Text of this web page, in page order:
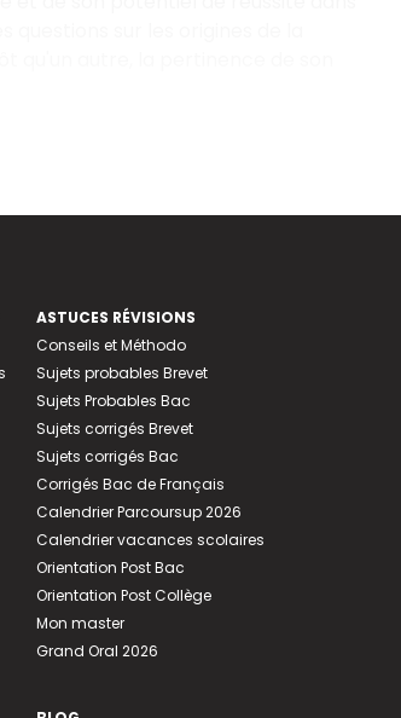
ASTUCES RÉVISIONS
Conseils et Méthodo
Sujets probables Brevet
Sujets Probables Bac
Sujets corrigés Brevet
Sujets corrigés Bac
Corrigés Bac de Français
Calendrier Parcoursup 2026
Calendrier vacances scolaires
Orientation Post Bac
Orientation Post Collège
Mon master
Grand Oral 2026